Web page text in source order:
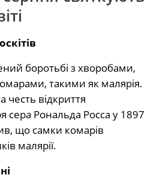
боротьбі з хворобами,
такими як малярія.
честь відкриття
сера Рональда Росса у 1897
що самки комарів
малярії.